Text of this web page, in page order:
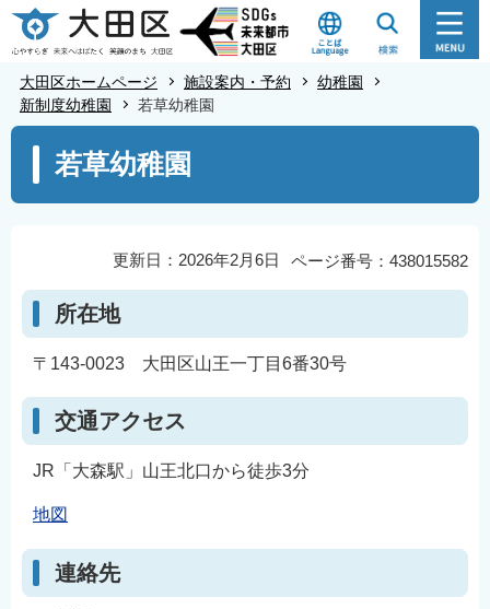
こ
の
ジ
大田区ホームページ 施設案内・予約
幼稚園
新制度幼稚園
若草幼稚園
こ
ら
若草幼稚園
ページ番号：438015582
更新日：2026年2月6日
所在地
〒143-0023 大田区山王一丁目6番30号
交通アクセス
JR「大森駅」山王北口から徒歩3分
地図
連絡先